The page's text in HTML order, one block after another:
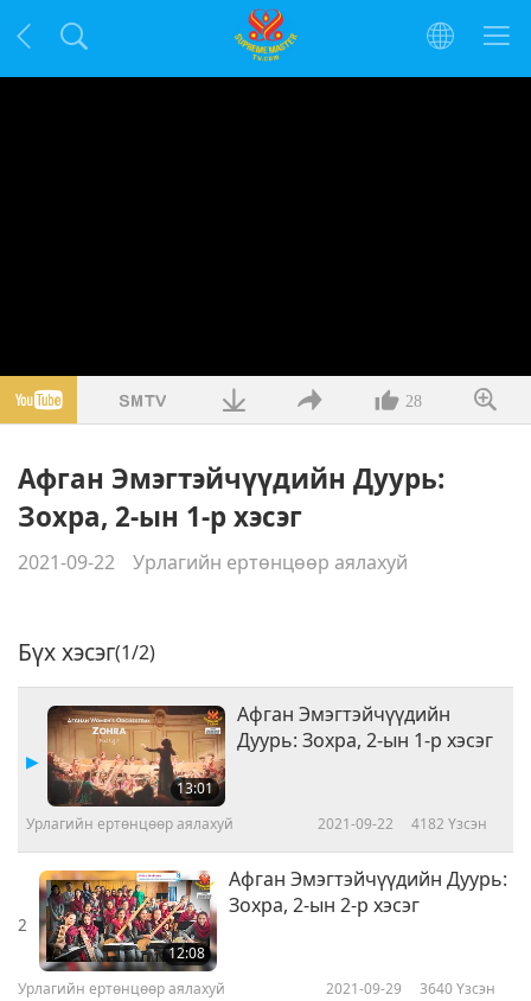
28
Афган Эмэгтэйчүүдийн Дуурь:
Зохра, 2-ын 1-р хэсэг
2021-09-22 Урлагийн ертөнцөөр аялахуй
Бүх хэсэг(1/2)
13:01
Афган Эмэгтэйчүүдийн
Дуурь: Зохра, 2-ын 1-р хэсэг
Урлагийн ертөнцөөр аялахуй 2021-09-22 4182 Үзсэн
2
12:08
Афган Эмэгтэйчүүдийн Дуурь:
Зохра, 2-ын 2-р хэсэг
Урлагийн ертөнцөөр аялахуй 2021-09-29 3640Үзсэн